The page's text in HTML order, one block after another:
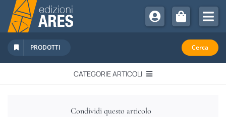
Salta
contenuto
Chi Siamo
Sostienici
Abbonamenti
PRODOTTI Cerca
CATEGORIE ARTICOLI
Condividi questo articolo